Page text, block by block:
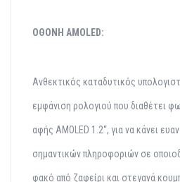
ΟΘΟΝΗ AMOLED:
Ανθεκτικός καταδυτικός
εμφάνιση ρολογιού που διαθέτει
αφής AMOLED 1.2“, για να κάνει
σημαντικώνπληροφοριών σε
φακό από ζαφείρι και στεγανά